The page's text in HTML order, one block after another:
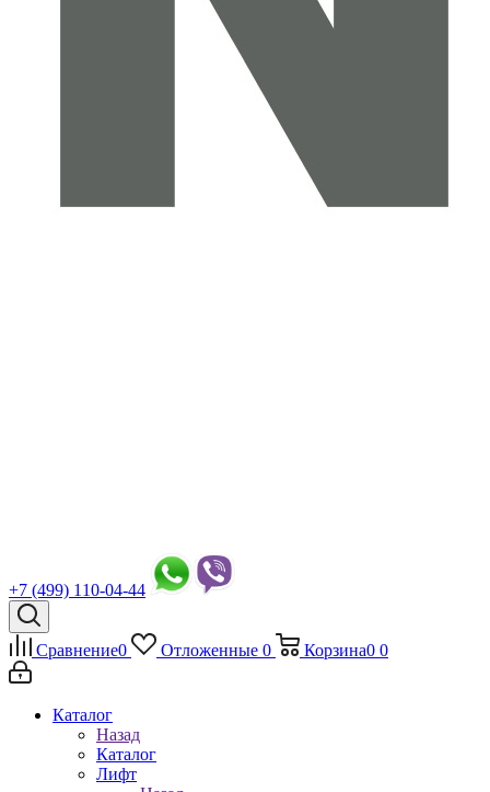
+7 (499) 110-04-44
Сравнение0 Отложенные 0 Корзина0 0
Каталог
Назад
Каталог
Лифт